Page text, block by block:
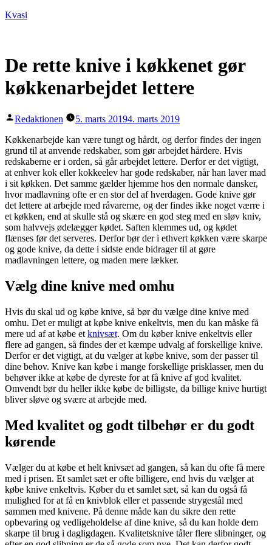
Videre
Kvasi
De rette knive i køkkenet gør
køkkenarbejdet lettere
Posted
Redaktionen 5. marts 20194. marts 2019
Køkkenarbejde kan være tungt og hårdt, og derfor findes der ingen
grund til at anvende redskaber, som gør arbejdet hårdere. Hvis
redskaberne er i orden, så går arbejdet lettere. Derfor er det vigtigt,
at enhver kok eller kokkeelev har gode redskaber, når han laver mad
i sit køkken. Det samme gælder hjemme hos den normale dansker,
hvor madlavning ofte er en stor del af hverdagen. Gode knive gør
det lettere at arbejde med råvarerne, og der findes ikke noget værre i
et køkken, end at skulle stå og skære en god steg med en sløv kniv,
som halvvejs ødelægger kødet. Saften klemmes ud, og kødet
flænses før det serveres. Derfor bør der i ethvert køkken være skarpe
og gode knive, da dette i sidste ende bidrager til at gøre
madlavningen lettere, og maden mere lækker.
Vælg dine knive med omhu
Hvis du skal ud og købe knive, så bør du vælge dine knive med
omhu. Det er muligt at købe knive enkeltvis, men du kan måske få
mere ud af at købe et knivsæt. Om du køber knive enkeltvis eller
flere ad gangen, så findes der et kæmpe udvalg af forskellige knive.
Derfor er det vigtigt, at du vælger at købe knive, som der passer til
dine behov. Knive kan købe i mange forskellige prisklasser, men du
behøver ikke at købe de dyreste for at få knive af god kvalitet.
Omvendt bør du heller ikke købe de billigste, da billige knive hurtigt
bliver sløve og svære at arbejde med.
Med kvalitet og godt tilbehør er du godt
kørende
Vælger du at købe et helt knivsæt ad gangen, så kan du ofte få mere
med i prisen. Et samlet sæt er ofte billigere, end hvis du vælger at
købe knive enkeltvis. Køber du et samlet sæt, så kan du også få
mulighed for at få en knivblok eller et passende strygestål med
sammen med knivene. På denne måde kan du sikre den rette
opbevaring og vedligeholdelse af dine knive, så du kan holde dem
skarpe til brug i dagligdagen. Kvalitetsknive tåler flere slibninger, og